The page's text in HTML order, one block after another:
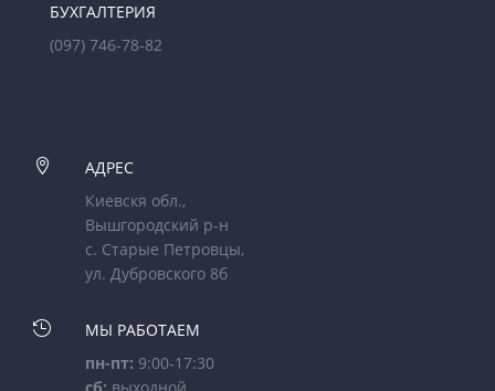
БУХГАЛТЕРИЯ
(097) 746-78-82

АДРЕС
Киевскя обл.,
Вышгородский р-н
с. Старые Петровцы,
ул. Дубровского 8б

МЫ РАБОТАЕМ
пн-пт: 9:00-17:30